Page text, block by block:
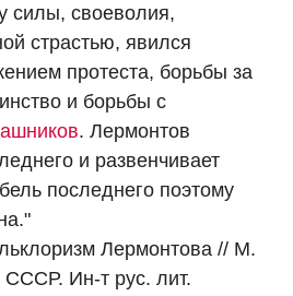
силы, своеволия,
страстью, явился
протеста, борьбы за
и борьбы с
. Лермонтов
и развенчивает
последнего поэтому
Лермонтова // М.
Ин-т рус. лит.